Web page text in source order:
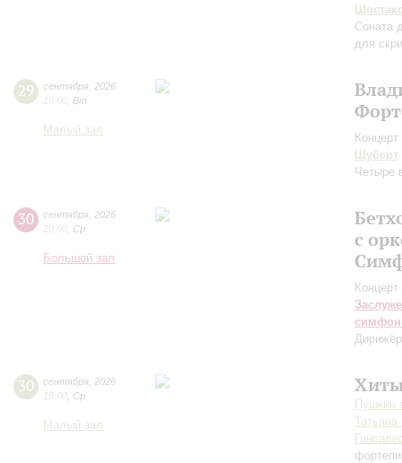
Соната
для
29 сентября 2026
19:00 Вт
Малый зал
Шуберт
Четыре
30 сентября 2026
20:00 Ср
Большой зал
с
30 сентября 2026
19:00 Ср
Малый зал
Пушкин